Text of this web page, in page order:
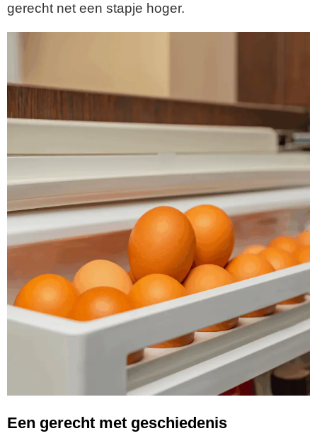
gerecht net een stapje hoger.
Een gerecht met geschiedenis